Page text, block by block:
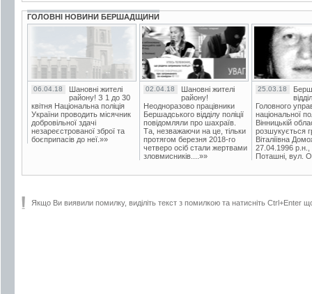
ГОЛОВНІ НОВИНИ БЕРШАДЩИНИ
06.04.18
Шановні жителі
району! З 1 до 30
квітня Національна поліція
України проводить місячник
добровільної здачі
незареєстрованої зброї та
боєприпасів до неї.»»
02.04.18
Шановні жителі
району!
Неодноразово працівники
Бершадського відділу поліції
повідомляли про шахраїв.
Та, незважаючи на це, тільки
протягом березня 2018-го
четверо осіб стали жертвами
зловмисників....»»
25.03.18
Головного
національної
Вінницькій
розшукується
Віталіївна
27.04.1996 р.н.,
Поташні, вул.
Якщо Ви виявили помилку, виділіть текст з помилкою та натисніть Ctrl+Enter